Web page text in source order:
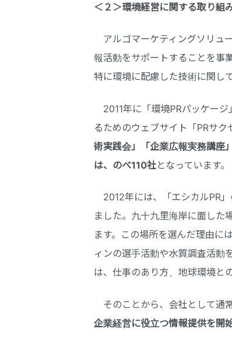
＜２＞環境経営に関する取り組
アルゴマーケティングソリュ
報活動をサポートすることを事
特に環境に配慮した技術に関し
2011年に「環境PRパッケー
るためのウェブサイト「PRサ
術実践会」「企業広報実務講座
は、のべ110社となっています。
2012年には、「エシカルPR
ました。九十九里海岸に面した
ます。この場所を選んだ理由に
ィンの選手活動や水質調査活動
は、仕事のあり方、地球環境と
そのことから、会社として通
企業経営に役立つ情報提供を開